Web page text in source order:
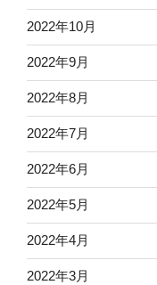
2022年10月
2022年9月
2022年8月
2022年7月
2022年6月
2022年5月
2022年4月
2022年3月